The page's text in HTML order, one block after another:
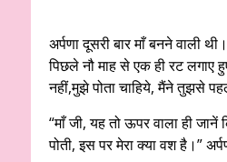
अर्पणा दूसरी बार माँ बनने वाली
पिछले नौ माह से एक ही रट लगाए
नहीं,मुझे पोता चाहिये, मैंने तुझसे
“माँ जी, यह तो ऊपर वाला ही जानें
पोती, इस पर मेरा क्या वश है।”